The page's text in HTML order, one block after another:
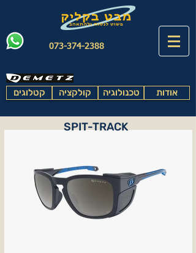
073-374-2388
קטלוגים קולקציה טכנולוגיה אודות
SPIT-TRACK